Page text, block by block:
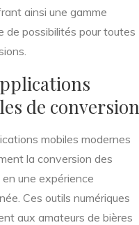
ainsi une gamme
de possibilités pour toutes
de conversion
mobiles modernes
la conversion des
en une expérience
Ces outils numériques
aux amateurs de bières